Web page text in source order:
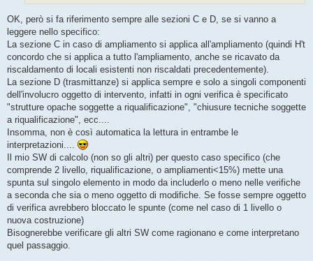
OK, però si fa riferimento sempre alle sezioni C e D, se si vanno a
leggere nello specifico:
La sezione C in caso di ampliamento si applica all'ampliamento (quindi H't
concordo che si applica a tutto l'ampliamento, anche se ricavato da
riscaldamento di locali esistenti non riscaldati precedentemente).
La sezione D (trasmittanze) si applica sempre e solo a singoli componenti
dell'involucro oggetto di intervento, infatti in ogni verifica è specificato
"strutture opache soggette a riqualificazione", "chiusure tecniche soggette
a riqualificazione", ecc....
Insomma, non è così automatica la lettura in entrambe le
interpretazioni....
Il mio SW di calcolo (non so gli altri) per questo caso specifico (che
comprende 2 livello, riqualificazione, o ampliamenti<15%) mette una
spunta sul singolo elemento in modo da includerlo o meno nelle verifiche
a seconda che sia o meno oggetto di modifiche. Se fosse sempre oggetto
di verifica avrebbero bloccato le spunte (come nel caso di 1 livello o
nuova costruzione)
Bisognerebbe verificare gli altri SW come ragionano e come interpretano
quel passaggio.